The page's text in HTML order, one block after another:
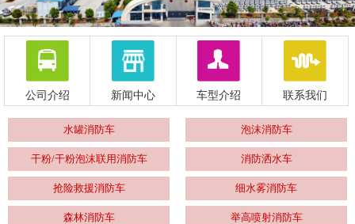
公司介绍 新闻中心 车型介绍 联系我们
水罐消防车 泡沫消防车
干粉/干粉泡沫联用消防车 消防洒水车
抢险救援消防车 细水雾消防车
森林消防车 举高喷射消防车